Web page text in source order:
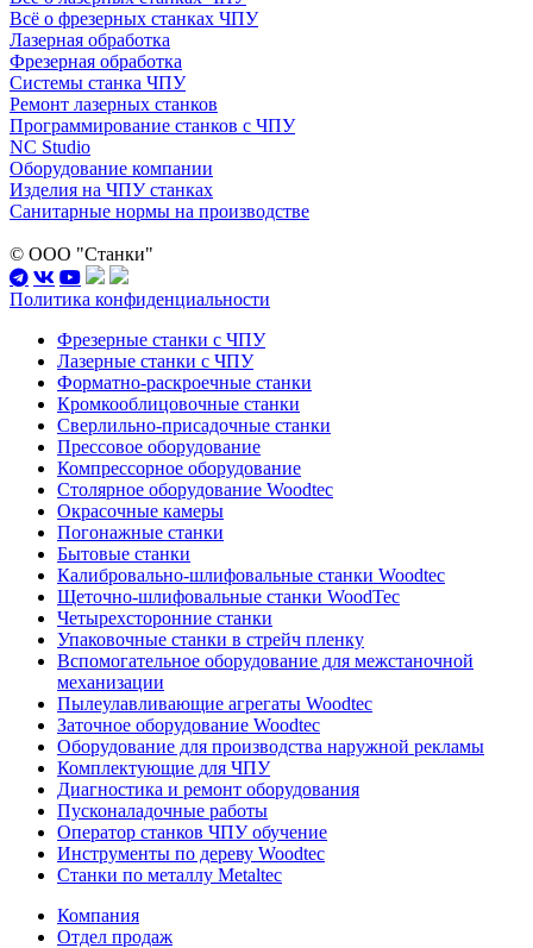
Всё о фрезерных станках ЧПУ
Лазерная обработка
Фрезерная обработка
Системы станка ЧПУ
Ремонт лазерных станков
Программирование станков с ЧПУ
NC Studio
Оборудование компании
Изделия на ЧПУ станках
Санитарные нормы на производстве
© ООО "Станки"
Политика конфиденциальности
Фрезерные станки с ЧПУ
Лазерные станки с ЧПУ
Форматно-раскроечные станки
Кромкооблицовочные станки
Сверлильно-присадочные станки
Прессовое оборудование
Компрессорное оборудование
Столярное оборудование Woodtec
Окрасочные камеры
Погонажные станки
Бытовые станки
Калибровально-шлифовальные станки Woodtec
Щеточно-шлифовальные станки WoodTec
Четырехсторонние станки
Упаковочные станки в стрейч пленку
Вспомогательное оборудование для межстаночной
механизации
Пылеулавливающие агрегаты Woodtec
Заточное оборудование Woodtec
Оборудование для производства наружной рекламы
Комплектующие для ЧПУ
Диагностика и ремонт оборудования
Пусконаладочные работы
Оператор станков ЧПУ обучение
Инструменты по дереву Woodtec
Станки по металлу Metaltec
Компания
Отдел продаж